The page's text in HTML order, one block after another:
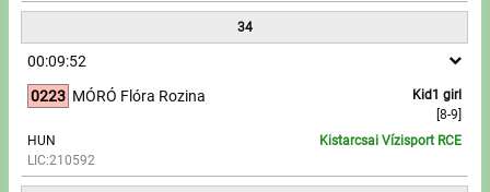
34
00:09:52
0223
Kid1 girl
[8-9]
MÓRÓ Flóra Rozina
HUN
LIC:210592
Kistarcsai Vízisport RCE